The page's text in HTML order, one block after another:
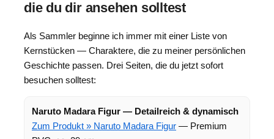
die du dir ansehen solltest
Als Sammler beginne ich immer mit einer Liste von
Kernstücken — Charaktere, die zu meiner persönlichen
Geschichte passen. Drei Seiten, die du jetzt sofort
besuchen solltest:
Naruto Madara Figur — Detailreich & dynamisch
Zum Produkt » Naruto Madara Figur — Premium